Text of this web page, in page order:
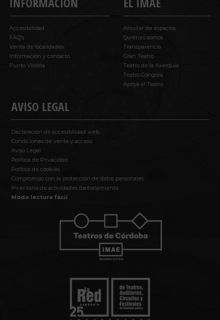
Accesibilidad
FAQ’s
Venta de localidades
Información y contacto
Punto Violeta
AVISO LEGAL
Declaración de accesibilidad web
Condiciones de venta y acceso
Aviso Legal
Política de Privacidad
Política de cookies
Compromiso con la protección de datos personales
Inventario de actividades de tratamiento
Modo lectura fácil
Alquiler de espacios
Quiénes somos
Transparencia
Gran Teatro
Teatro de la Axerquía
Teatro Góngora
Apoya al Teatro